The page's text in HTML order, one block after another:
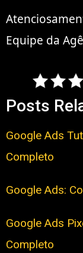
Equipe da
Posts
Google Ads
Completo
Google Ads:
Google Ads
Completo